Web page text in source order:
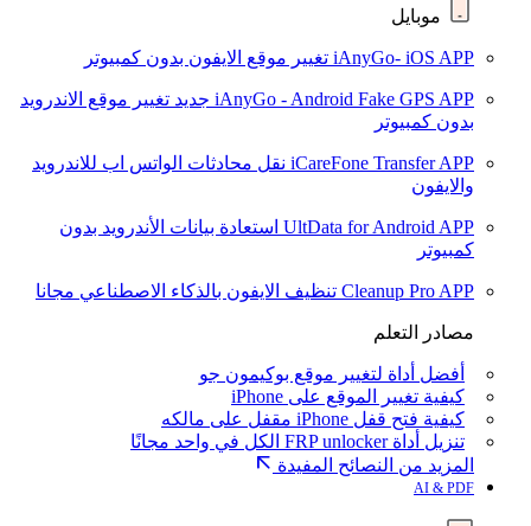
موبايل
iAnyGo- iOS APP تغيير موقع الايفون بدون كمبيوتر
iAnyGo - Android Fake GPS APP جديد تغيير موقع الاندرويد
بدون كمبيوتر
iCareFone Transfer APP نقل محادثات الواتس اب للاندرويد
والايفون
UltData for Android APP استعادة بيانات الأندرويد بدون
كمبيوتر
Cleanup Pro APP تنظيف الايفون بالذكاء الاصطناعي مجانا
مصادر التعلم
أفضل أداة لتغيير موقع بوكيمون جو
كيفية تغيير الموقع على iPhone
كيفية فتح قفل iPhone مقفل على مالكه
تنزيل أداة FRP unlocker الكل في واحد مجانًا
المزيد من النصائح المفيدة
AI & PDF